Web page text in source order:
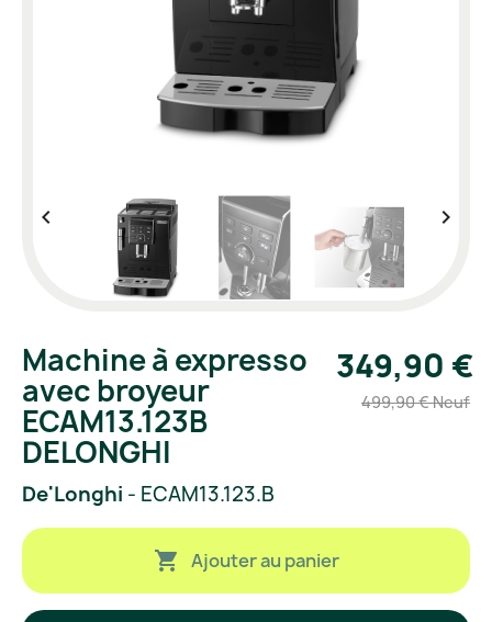
 
Machine à expresso
avec broyeur
ECAM13.123B
DELONGHI
De'Longhi - ECAM13.123.B
349,90 €
499,90 € Neuf
 Ajouter au panier